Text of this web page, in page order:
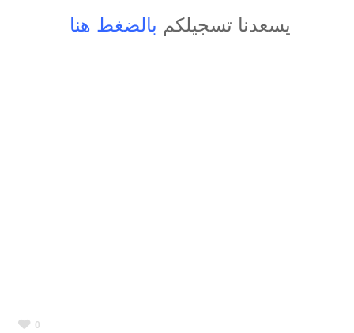
يسعدنا تسجيلكم بالضغط هنا
0